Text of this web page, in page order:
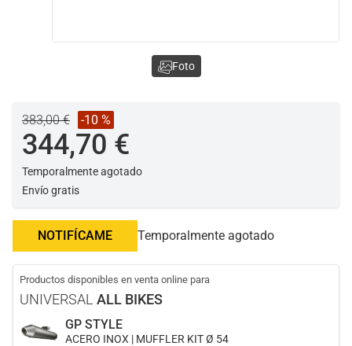
383,00 € -10 %
344,70 €
Temporalmente agotado
Envío gratis
NOTIFÍCAME Temporalmente agotado
Productos disponibles en venta online para
UNIVERSAL ALL BIKES
GP STYLE
ACERO INOX | MUFFLER KIT Ø 54
Foto